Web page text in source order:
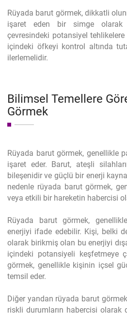
Rüyada barut görmek, dikkatli
işaret eden bir simge olarak
çevresindeki potansiyel tehlikelere
içindeki öfkeyi kontrol altında
ilerlemelidir.
Bilimsel Temellere
Görmek
Rüyada barut görmek, genellikle
işaret eder. Barut, ateşli
bileşenidir ve güçlü bir enerji
nedenle rüyada barut görmek,
veya etkili bir hareketin habercisi
Rüyada barut görmek,
enerjiyi ifade edebilir. Kişi, belki
olarak birikmiş olan bu enerjiyi
içindeki potansiyeli keşfetmeye
görmek, genellikle kişinin içsel
temsil eder.
Diğer yandan rüyada barut
riskli durumların habercisi olarak